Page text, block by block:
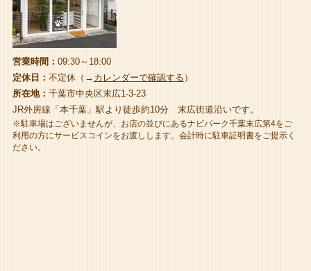
営業時間： 09:30～18:00
定休日： 不定休（→ カレンダーで確認する ）
所在地： 千葉市中央区末広1-3-23
JR外房線「本千葉」駅より徒歩約10分 末広街道沿いです。
※駐車場はございませんが、お店の並びにあるナビパーク千葉末広第4をご
利用の方にサービスコインをお渡しします。会計時に駐車証明書をご提示く
ださい。